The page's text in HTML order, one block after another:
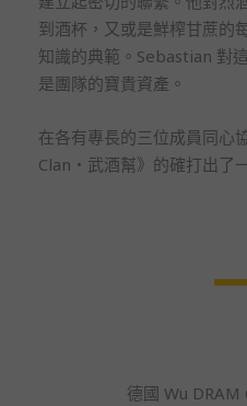
到酒杯，又或是鮮榨甘蔗的
知識的典範。Sebastian 對
是團隊的寶貴資產。
在各有專長的三位成員同心
Clan・武酒幫》的確打出了
德國 Wu DRAM